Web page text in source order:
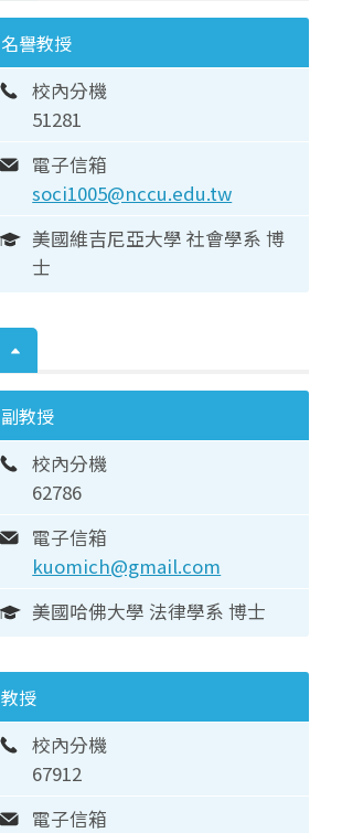
名譽教授
校內分機
51281
電子信箱
soci1005@nccu.edu.tw
美國維吉尼亞大學 社會學系 博
士
副教授
校內分機
62786
電子信箱
kuomich@gmail.com
美國哈佛大學 法律學系 博士
教授
校內分機
67912
電子信箱